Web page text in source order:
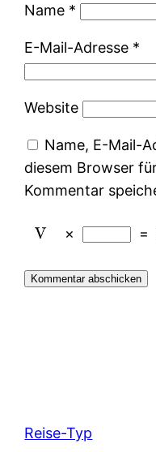
Name *
E-Mail-Adresse *
Website
Name, E-Mail-
diesem Browser
Kommentar
× =
Reise-Typ